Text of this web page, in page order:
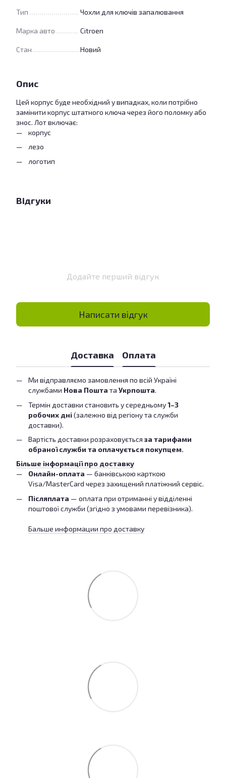
Тип Чохли для ключів запалювання
Марка авто Citroen
Стан Новий
Опис
Цей корпус буде необхідний у випадках, коли потрібно
замінити корпус штатного ключа через його поломку або
знос. Лот включає:
корпус
лезо
логотип
Відгуки
Додайте перший відгук
Написати відгук
Доставка Оплата
Ми відправляємо замовлення по всій Україні
службами Нова Пошта та Укрпошта.
Термін доставки становить у середньому1–3
робочих дні(залежно від регіону та служби
доставки).
Вартість доставки розраховується за тарифами
обраної служби та оплачується покупцем.
Більше інформації про доставку
Онлайн-оплата — банківською карткою
Visa/MasterCard через захищений платіжний сервіс.
Післяплата — оплата при отриманні у відділенні
поштової служби (згідно з умовами перевізника).
Бальше информации про доставку